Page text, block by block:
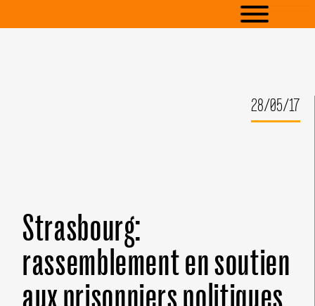
28/05/17
Strasbourg:
rassemblement en soutien
aux prisonniers politiques